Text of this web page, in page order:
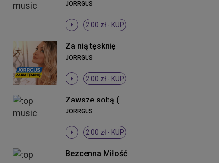
JORRGUS
2.00 zł - KUP
Za nią tęsknię
JORRGUS
2.00 zł - KUP
Zawsze sobą (Radio Edit)
JORRGUS
2.00 zł - KUP
Bezcenna Miłość